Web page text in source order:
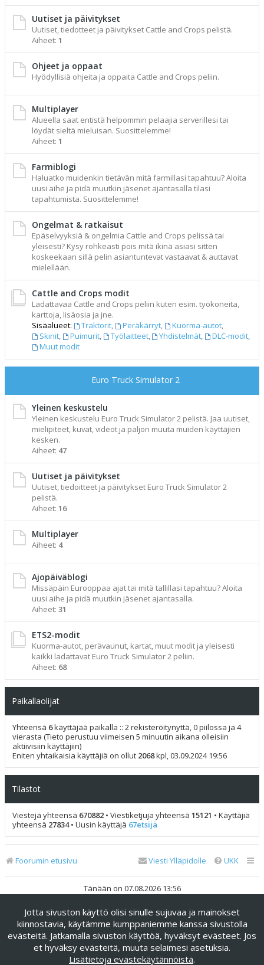
Uutiset ja päivitykset
Uutiset, tiedotteet ja päivitykset Cattle and Crops pelistä.
Aiheet: 1
Ohjeet ja oppaat
Hyödyllisiä ohjeita ja oppaita Cattle and Crops peliin.
Multiplayer
Alueella saat entistä helpommin pelaajia serverillesi tai
löydät sieltä mieluisan. Suosittelemme!
Aiheet: 1
Farmiblogi
Haluatko muidenkin tietävän mitä farmillasi tapahtuu? Aloita
uusi aihe ja pidä muutkin jäsenet ajantasalla tilasi
tapahtumista. Suosittelemme!
Ongelmat & ratkaisut
Epäselvyyksiä & ongelmia Cattle and Crops pelissä tai
yleisesti? Kysy rohkeasti pois mitä ikinä asiasi sitten
koskeekaan sillä pelin asiantuntevat vastaavat & auttavat
mielellään.
Cattle and Crops modit
Ladattavaa Cattle and Crops peliin kuten esim. työkoneita,
karttoja, lisäosia ja jne.
Sisäalueet:
Traktorit, Peräkärryt, Kuorma-autot,
Skinit, Puimurit, Työlaitteet, Yhdistelmät, DLC-modit,
Muut modit
Euro Truck Simulator 2
Yleinen keskustelu
Yleinen keskustelu Euro Truck Simulator 2 pelistä. Jaa uutiset,
mielipiteet, kuvat, videot ja paljon muuta muiden käyttäjien
kesken.
Aiheet: 47
Uutiset ja päivitykset
Uutiset, tiedoitteet ja päivitykset Euro Truck Simulator 2
pelistä.
Aiheet: 16
Multiplayer
Aiheet: 4
Ajopäiväblogi
Missäpäin Eurooppaa ajat tai mitä tallillasi tapahtuu? Aloita
uusi aihe ja pidä muutkin jäsenet ajantasalla.
Aiheet: 31
ETS2-modit
Kuorma-autot, perävaunut, kartat, muut modit ja yleisesti
kaikki ladattavat Euro Truck Simulator 2 peliin.
Aiheet: 68
Paikallaolijat
Yhteensä 6käyttäjää paikalla :: 2 rekisteröitynyttä, 0 piilossa ja 4
vierasta (Tieto perustuu viimeisen 5 minuutin aikana olleisiin
aktiivisiin käyttäjiin)
Eniten yhtaikaisia käyttäjiä on ollut 2068kpl, 03.09.2024 19:56
Tilastot
Viestejä yhteensä 670882 • Viestiketjuja yhteensä 15121 • Käyttäjiä
yhteensä 27834• Uusin käyttäjä 67etsijä
Foorumin etusivu UKK
Viesti Ylläpidolle
Tänään on 07.08.2026 13:56
Keskustelufoorumin ohjelmistophpBB® Forum Software ©
phpBB Limited
Käännös: phpBB Suomi (lurttinen, harritapio, Pettis)
phpBB Metro Theme byPixelGoose Studio
Jotta sivuston käyttö olisi sinulle sujuvaa ja mainokset
kiinnostavia, käytämme kumppaniemme kanssa sivustolla
evästeitä. Jatkamalla sivuston käyttöä, hyväksyt evästeet. Jos
et hyväksy evästeitä, muuta selaimesi asetuksia.
Lisätietoja evästekäytännöistä.